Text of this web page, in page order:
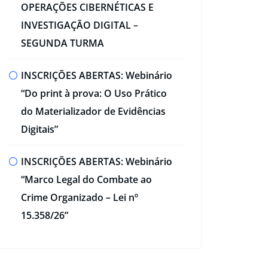
OPERAÇÕES CIBERNÉTICAS E
INVESTIGAÇÃO DIGITAL –
SEGUNDA TURMA​
INSCRIÇÕES ABERTAS: Webinário
“Do print à prova: O Uso Prático
do Materializador de Evidências
Digitais”​
INSCRIÇÕES ABERTAS: Webinário
“Marco Legal do Combate ao
Crime Organizado – Lei nº
15.358/26”